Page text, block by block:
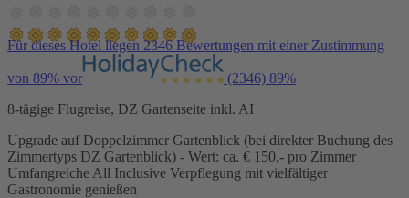
Für dieses Hotel liegen 2346 Bewertungen mit einer Zustimmung
von 89% vor (2346) 89%
8-tägige Flugreise, DZ Gartenseite inkl. AI
Upgrade auf Doppelzimmer Gartenblick (bei direkter Buchung des
Zimmertyps DZ Gartenblick) - Wert: ca. € 150,- pro Zimmer
Umfangreiche All Inclusive Verpflegung mit vielfältiger
Gastronomie genießen